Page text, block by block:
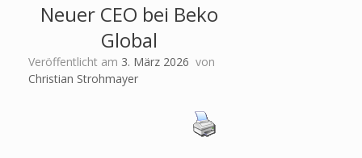
Neuer CEO bei Beko
Global
Veröffentlicht am 3. März 2026 von
Christian Strohmayer